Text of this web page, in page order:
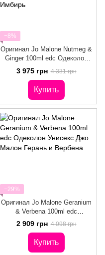
−8%
Оригинал Jo Malone Nutmeg &
Ginger 100ml edc Одеколон
Унисекс Джо Малон
Мускатный Орех и Имбирь
3 975 грн 4 331 грн
Купить
−29%
Оригинал Jo Malone Geranium
& Verbena 100ml edc
Одеколон Унисекс Джо Малон
Герань и Вербена
2 909 грн 4 098 грн
Купить